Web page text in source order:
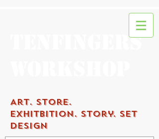
Tenfingers
Art. Store.
Exhitbition. Story. Set
Design